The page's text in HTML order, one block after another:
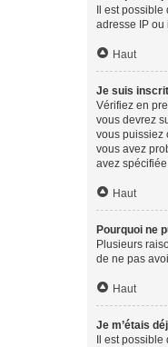
Il est
adresse IP ou
Haut
Je suis
Vérifiez en
vous devrez
vous puissiez
vous avez
avez
Haut
Pourquoi ne
Plusieurs
de ne pas
Haut
Je m’étais
Il est